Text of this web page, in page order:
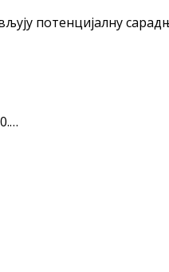
потенцијалну